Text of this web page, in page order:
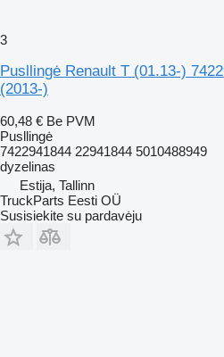
3
Pusllingė Renault T (01.13-)
(2013-)
60,48 € Be PVM
Pusllingė
7422941844 22941844 5010488949
dyzelinas
Estija, Tallinn
TruckParts Eesti OÜ
Susisiekite su pardavėju